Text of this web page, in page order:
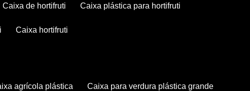
caixa de hortifruti caixa plástica para hortifruti
caixa hortifruti
agrícola plástica caixa para verdura plástica grande